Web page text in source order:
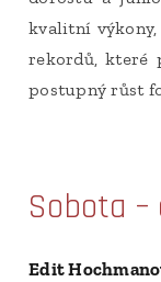
kvalitní
rekordů, které
postupný růst
Sobota –
Edit